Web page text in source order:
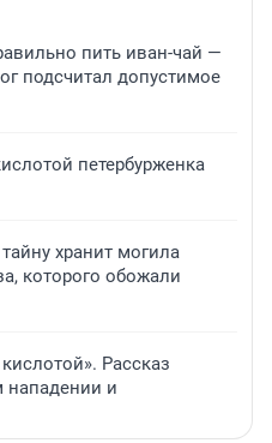
пить иван-чай —
подсчитал допустимое
петербурженка
хранит могила
которого обожали
Рассказ
нападении и